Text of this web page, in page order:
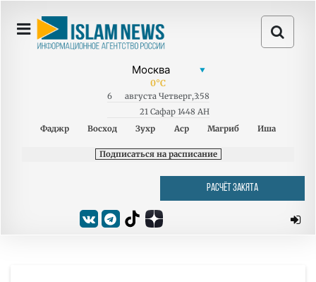
0°C
6 августа Четверг,3:58
21 Сафар 1448 AH
Фаджр
Восход Зухр Аср Магриб Иша
Подписаться на расписание
РАСЧЁТ ЗАКЯТА